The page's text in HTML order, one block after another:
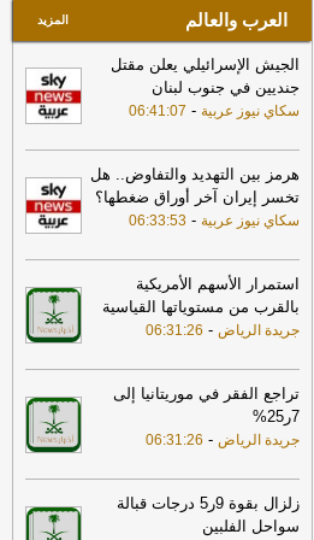
المسار الذي حددته إيران
العرب والعالم المزيد
الجيش الإسرائيلي يعلن مقتل
جنديين في جنوب لبنان
سكاي نيوز عربية -
06:41:07
هرمز بين التهديد والتفاوض.. هل
تخسر إيران آخر أوراق ضغطها؟
سكاي نيوز عربية -
06:33:53
استمرار الأسهم الأمريكية
بالقرب من مستوياتها القياسية
جريدة الرياض -
06:31:26
تراجع الفقر في موريتانيا إلى
7ر25%
جريدة الرياض -
06:31:26
زلزال بقوة 9ر5 درجات قبالة
سواحل الفلبين